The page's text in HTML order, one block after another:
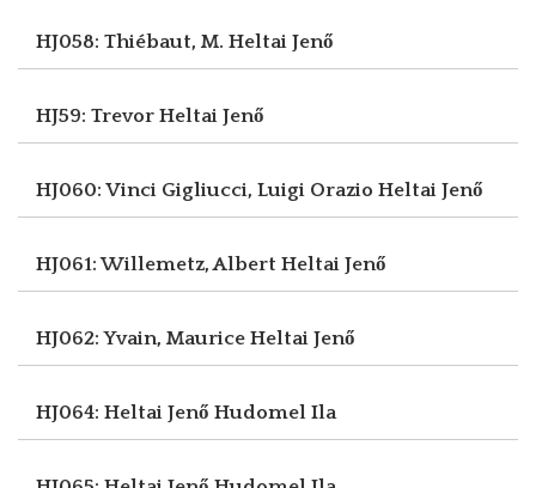
HJ058: Thiébaut, M. Heltai Jenő
HJ59: Trevor Heltai Jenő
HJ060: Vinci Gigliucci, Luigi Orazio Heltai Jenő
HJ061: Willemetz, Albert Heltai Jenő
HJ062: Yvain, Maurice Heltai Jenő
HJ064: Heltai Jenő Hudomel Ila